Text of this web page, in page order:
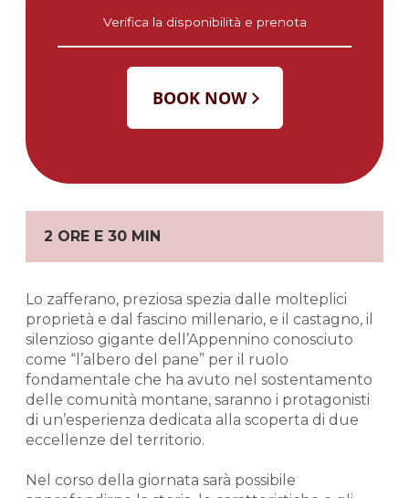
Verifica la disponibilità e prenota
2 ORE E 30 MIN
Lo zafferano, preziosa spezia dalle molteplici
proprietà e dal fascino millenario, e il castagno, il
silenzioso gigante dell’Appennino conosciuto
come “l’albero del pane” per il ruolo
fondamentale che ha avuto nel sostentamento
delle comunità montane, saranno i protagonisti
di un’esperienza dedicata alla scoperta di due
eccellenze del territorio.
Nel corso della giornata sarà possibile